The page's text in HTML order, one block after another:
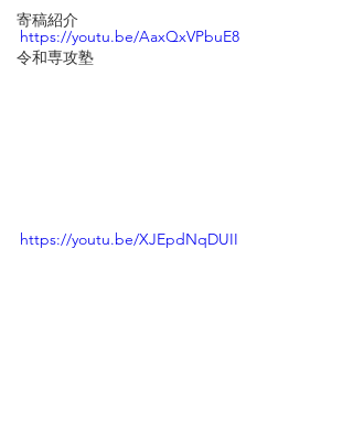
寄稿紹介
令和専攻塾
https://youtu.be/AaxQxVPbuE8
https://youtu.be/XJEpdNqDUII